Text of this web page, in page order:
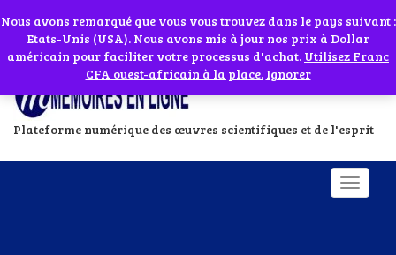
Abonnes toi à notre chaîne WhatsApp en cliquant sur l'icône en face
Plateforme numérique des œuvres scientifiques et de l'esprit
Si vous avez besoin d'assistance Contactez-nous par WhatsApp au
+229 01 95 33 60 26Ignorer
Nous avons remarqué que vous vous trouvez dans le pays suivant :
Etats-Unis (USA). Nous avons mis à jour nos prix à Dollar
américain pour faciliter votre processus d'achat. Utilisez Franc
CFA ouest-africain à la place. Ignorer